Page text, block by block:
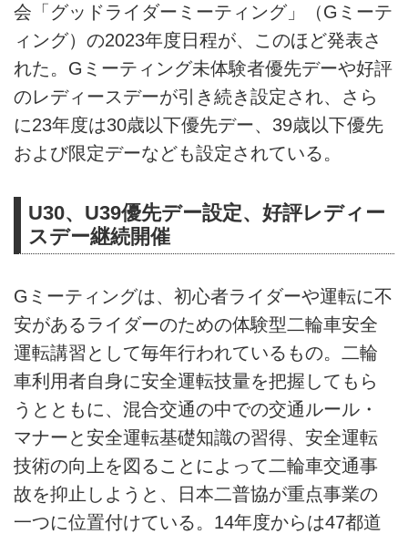
会「グッドライダーミーティング」（Gミーテ
ィング）の2023年度日程が、このほど発表さ
れた。Gミーティング未体験者優先デーや好評
のレディースデーが引き続き設定され、さら
に23年度は30歳以下優先デー、39歳以下優先
および限定デーなども設定されている。
U30、U39優先デー設定、好評レディー
スデー継続開催
Gミーティングは、初心者ライダーや運転に不
安があるライダーのための体験型二輪車安全
運転講習として毎年行われているもの。二輪
車利用者自身に安全運転技量を把握してもら
うとともに、混合交通の中での交通ルール・
マナーと安全運転基礎知識の習得、安全運転
技術の向上を図ることによって二輪車交通事
故を抑止しようと、日本二普協が重点事業の
一つに位置付けている。14年度からは47都道